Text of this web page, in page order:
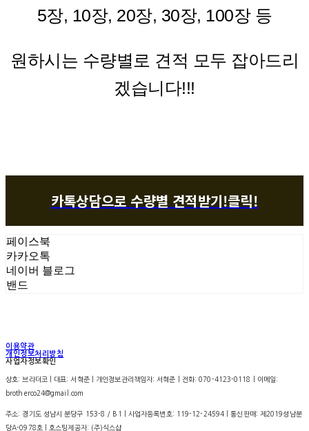
5장, 10장, 20장, 30장, 100장 등
원하시는 수량별로 견적 모두 잡아드리
겠습니다!!!
카톡상담으로 수량별 견적받기!클릭!
페이스북
카카오톡
네이버 블로그
밴드
이용약관
개인정보처리방침
사업자정보확인
상호: 브라더코 | 대표: 서혁준 | 개인정보관리책임자: 서혁준 | 전화: 070-4123-0118 | 이메일:
brotherco24@gmail.com
주소: 경기도 성남시 분당구 153-8 / B1 | 사업자등록번호: 119-12-24594 | 통신판매: 제2019성남분
당A-0978호 | 호스팅제공자: (주)식스샵